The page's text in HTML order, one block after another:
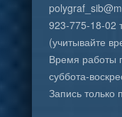
923-775-18-02
(учитывайте
Время работы
суббота-
Запись только